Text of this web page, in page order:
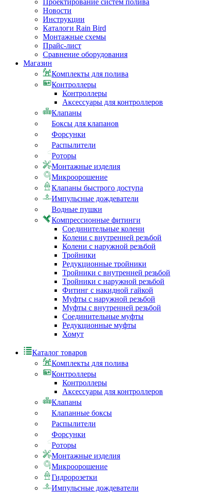
Проектирование систем полива
Новости
Инструкции
Каталоги Rain Bird
Монтажные схемы
Прайс-лист
Сравнение оборудования
Магазин
Комплекты для полива
Контроллеры
Контроллеры
Аксессуары для контроллеров
Клапаны
Боксы для клапанов
Форсунки
Распылители
Роторы
Монтажные изделия
Микроорошение
Клапаны быстрого доступа
Импульсные дождеватели
Водные пушки
Компрессионные фитинги
Соединительные колени
Колени с внутренней резьбой
Колени с наружной резьбой
Тройники
Редукционные тройники
Тройники с внутренней резьбой
Тройники с наружной резьбой
Фитинг с накидной гайкой
Муфты с наружной резьбой
Муфты с внутренней резьбой
Соединительные муфты
Редукционные муфты
Хомут
Каталог товаров
Комплекты для полива
Контроллеры
Контроллеры
Аксессуары для контроллеров
Клапаны
Клапанные боксы
Распылители
Форсунки
Роторы
Монтажные изделия
Микроорошение
Гидророзетки
Импульсные дождеватели